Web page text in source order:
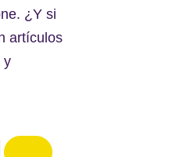
¿Y si
artículos
y